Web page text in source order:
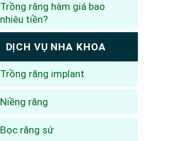
Trồng răng hàm giá bao
nhiêu tiền?
DỊCH VỤ NHA KHOA
Trồng răng implant
Niềng răng
Bọc răng sứ